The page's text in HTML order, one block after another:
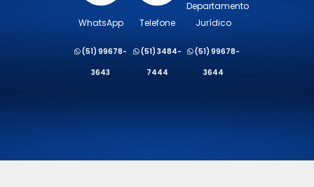
WhatsApp
(51) 99678-
3643
Telefone
(51) 3484-
7444
Departamento
Jurídico
(51) 99678-
3644